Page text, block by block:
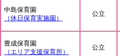
中島保育園
（休日保育実施園）
公立
豊成保育園
（エリア支援保育所）
公立